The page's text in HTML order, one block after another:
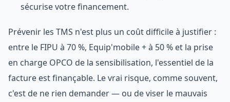
sécurise votre financement.
Prévenir les TMS n'est plus un coût difficile à justifier :
entre le FIPU à 70 %, Equip'mobile + à 50 % et la prise
en charge OPCO de la sensibilisation, l'essentiel de la
facture est finançable. Le vrai risque, comme souvent,
c'est de ne rien demander — ou de viser le mauvais